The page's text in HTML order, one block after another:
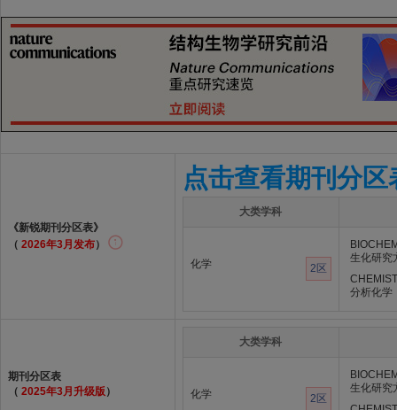
《新锐期刊分区表》
（ 2026年3月发布）
点击查看期刊分区
大类学科
化学 2区
生化研究
分析化学
期刊分区表
（ 2025年3月升级版 ）
大类学科
化学 2区
生化研究